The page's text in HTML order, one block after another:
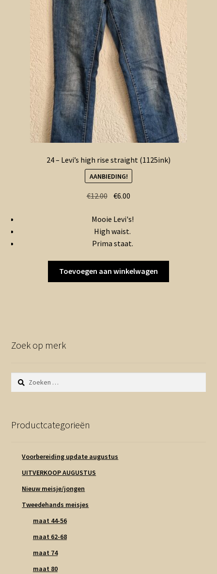
24 – Levi’s high rise straight (1125ink)
AANBIEDING!
€12.00 Oorspronkelijke
was:
€12.00.
€6.00
is:
€6.00.
Mooie Levi's!
High waist.
Prima staat.
Toevoegen aan winkelwagen
Zoek op merk
Zoeken
naar:
Productcategorieën
Voorbereiding update augustus
UITVERKOOP AUGUSTUS
Nieuw meisje/jongen
Tweedehands meisjes
maat 44-56
maat 62-68
maat 74
maat 80